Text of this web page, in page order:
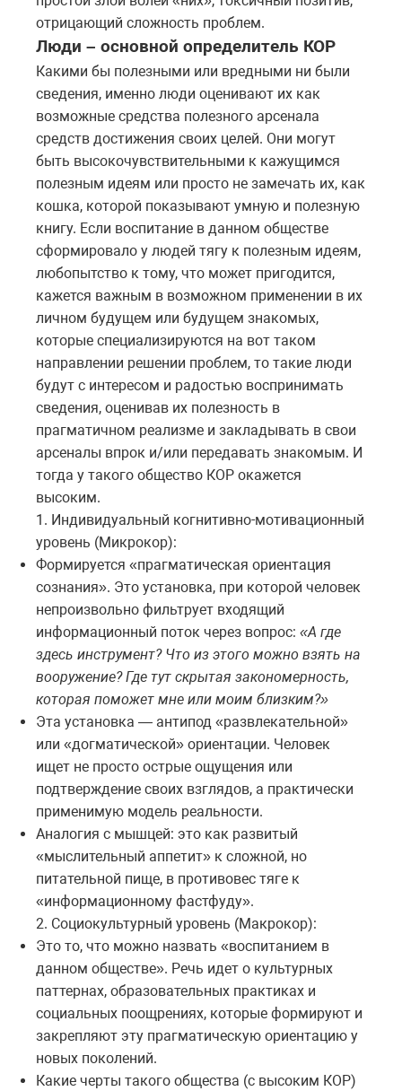
отрицающий сложность проблем.
Люди – основной определитель КОР
Какими бы полезными или вредными ни были
сведения, именно люди оценивают их как
возможные средства полезного арсенала
средств достижения своих целей. Они могут
быть высокочувствительными к кажущимся
полезным идеям или просто не замечать их, как
кошка, которой показывают умную и полезную
книгу. Если воспитание в данном обществе
сформировало у людей тягу к полезным идеям,
любопытство к тому, что может пригодится,
кажется важным в возможном применении в их
личном будущем или будущем знакомых,
которые специализируются на вот таком
направлении решении проблем, то такие люди
будут с интересом и радостью воспринимать
сведения, оценивав их полезность в
прагматичном реализме и закладывать в свои
арсеналы впрок и/или передавать знакомым. И
тогда у такого общество КОР окажется
высоким.
1. Индивидуальный когнитивно-мотивационный
уровень (Микрокор):
Формируется «прагматическая ориентация
сознания». Это установка, при которой человек
непроизвольно фильтрует входящий
информационный поток через вопрос: «А где
здесь инструмент? Что из этого можно взять на
вооружение? Где тут скрытая закономерность,
которая поможет мне или моим близким?»
Эта установка — антипод «развлекательной»
или «догматической» ориентации. Человек
ищет не просто острые ощущения или
подтверждение своих взглядов, а практически
применимую модель реальности.
Аналогия с мышцей: это как развитый
«мыслительный аппетит» к сложной, но
питательной пище, в противовес тяге к
«информационному фастфуду».
2. Социокультурный уровень (Макрокор):
Это то, что можно назвать «воспитанием в
данном обществе». Речь идет о культурных
паттернах, образовательных практиках и
социальных поощрениях, которые формируют и
закрепляют эту прагматическую ориентацию у
новых поколений.
Какие черты такого общества (с высоким КОР)